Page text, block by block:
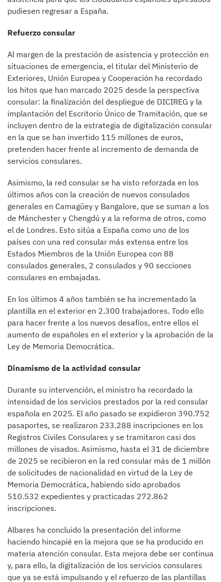
pudiesen regresar a España.
Refuerzo cons​ular
Al margen de la prestación de asistencia y protección en
situaciones de emergencia, el titular del Ministerio de
Exteriores, Unión Europea y Cooperación ha recordado
los hitos que han marcado 2025 desde la perspectiva
consular: la finalización del despliegue de DICIREG y la
implantación del Escritorio Único de Tramitación, que se
incluyen dentro de la estrategia de digitalización consular
en la que se han invertido 115 millones de euros,
pretenden hacer frente al incremento de demanda de
servicios consulares.
Asimismo, la red consular se ha visto reforzada en los
últimos años con la creación de nuevos consulados
generales en Camagüey y Bangalore, que se suman a los
de Mánchester y Chengdú y a la reforma de otros, como
el de Londres. Esto sitúa a España como uno de los
países con una red consular más extensa entre los
Estados Miembros de la Unión Europea con 88
consulados generales, 2 consulados y 90 secciones
consulares en embajadas.
En los últimos 4 años también se ha incrementado la
plantilla en el exterior en 2.300 trabajadores. Todo ello
para hacer frente a los nuevos desafíos, entre ellos el
aumento de españoles en el exterior y la aprobación de la
Ley de Memoria Democrática.
Dinamismo de la activid​ad consular
Durante su intervención, el ministro ha recordado la
intensidad de los servicios prestados por la red consular
española en 2025. El año pasado se expidieron 390.752
pasaportes, se realizaron 233.288 inscripciones en los
Registros Civiles Consulares y se tramitaron casi dos
millones de visados. Asimismo, hasta el 31 de diciembre
de 2025 se recibieron en la red consular más de 1 millón
de solicitudes de nacionalidad en virtud de la Ley de
Memoria Democrática, habiendo sido aprobados
510.532 expedientes y practicadas 272.862
inscripciones.
Albares ha concluido la presentación del informe
haciendo hincapié en la mejora que se ha producido en
materia atención consular. Esta mejora debe ser continua
y, para ello, la digitalización de los servicios consulares
que ya se está impulsando y el refuerzo de las plantillas